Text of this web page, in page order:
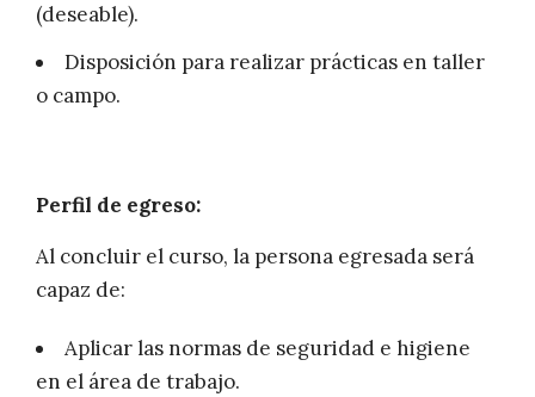
(deseable).
Disposición para realizar prácticas en taller
o campo.
Perfil de egreso:
Al concluir el curso, la persona egresada será
capaz de:
Aplicar las normas de seguridad e higiene
en el área de trabajo.